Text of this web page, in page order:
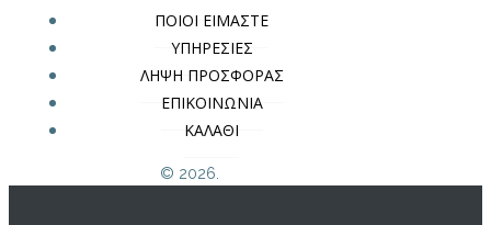
ΠΟΙΟΙ ΕΙΜΑΣΤΕ
ΥΠΗΡΕΣΙΕΣ
ΛΗΨΗ ΠΡΟΣΦΟΡΑΣ
ΕΠΙΚΟΙΝΩΝΙΑ
ΚΑΛΑΘΙ
© 2026.